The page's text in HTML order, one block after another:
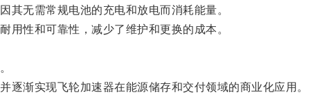
无需常规电池的充电和放电而消耗能量。
性和可靠性，减少了维护和更换的成本。
渐实现飞轮加速器在能源储存和交付领域的商业化应用。